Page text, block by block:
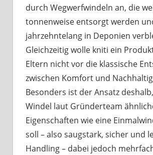
durch Wegwerfwindeln an, die
tonnenweise entsorgt werden
jahrzehntelang in Deponien
Gleichzeitig wolle kniti ein
Eltern nicht vor die klassische
zwischen Komfort und
Besonders ist der Ansatz
Windel laut Gründerteam
Eigenschaften wie eine
soll – also saugstark, sicher und
Handling – dabei jedoch